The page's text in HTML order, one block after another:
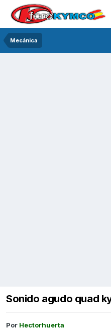
Mecánica
Sonido agudo quad
Por Hectorhuerta